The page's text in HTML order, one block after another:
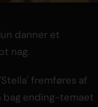
danner et
nag.
fremføres af
bag ending-temaet